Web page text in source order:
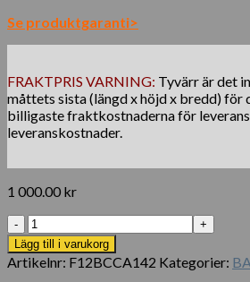
Se produktgaranti>
FRAKTPRIS VARNING: Tyvärr är det
måttets sista (längd x höjd x bredd)
billigaste fraktkostnaderna för
leveranskostnader.
1 000.00 kr
BamWood®
Camel
Solid
mängd
Lägg till i varukorg
Artikelnr: F12BCCA142 Kategorier: